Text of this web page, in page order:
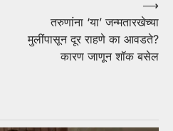
तरुणांना ‘या’ जन्मतारखेच्या
मुलींपासून दूर राहणे का आवडते?
कारण जाणून शॉक बसेल
⟶